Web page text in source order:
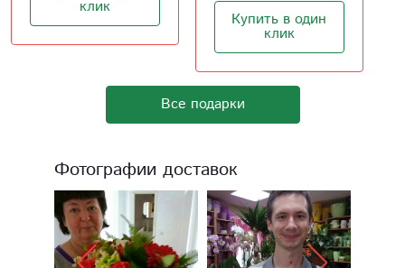
клик
Все подарки
Фотографии доставок